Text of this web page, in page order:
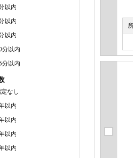
以内
以内
以内
分以内
分以内
なし
以内
以内
以内
以内